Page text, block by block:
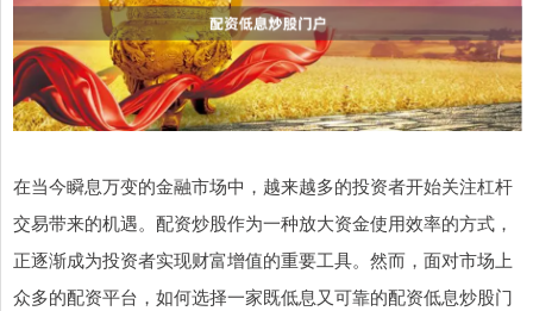
在当今瞬息万变的金融市场中，越来越多的投资者开始关注杠杆
交易带来的机遇。配资炒股作为一种放大资金使用效率的方式，
正逐渐成为投资者实现财富增值的重要工具。然而，面对市场上
众多的配资平台，如何选择一家既低息又可靠的配资低息炒股门